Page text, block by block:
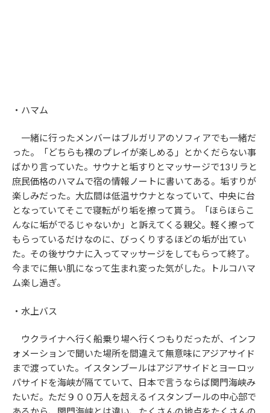
・ハマム
一緒に行ったメンバーはブルガリアのソフィアでも一緒だ
った。「どちらも裸のプレイが楽しめる」とかくだらない事
ばかり言っていた。サウナと垢すりとマッサージで13リラと
庶民価格のハマムで宿の情報ノートに書いてある。垢すりが
楽しみだった。大広間は低温サウナとなっていて、中央に台
となっていてそこで寝転がり垢を擦って貰う。「ほらほらこ
んなに垢がでるじゃないか」と訴えてくる親父。軽く擦って
もらっているだけなのに、びっくりするほどの垢が出てい
た。その後サウナに入ってマッサージをしてもらって終了。
今までに無い肌になって生まれ変った気がした。トルコハマ
ム楽し過ぎ。
・水上バス
ウクライナへ行く船乗り場へ行くつもりだったが、インフ
ォメーションで聞いた場所を間違えて無意味にアジアサイド
まで渡っていた。イスタンブールはアジアサイドとヨーロッ
パサイドを海峡が隔てていて、日本で言うならば関門海峡み
たいだ。ただ９００万人を超えるイスタンブールの中心部で